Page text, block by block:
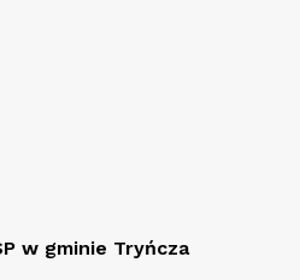
w gminie Tryńcza